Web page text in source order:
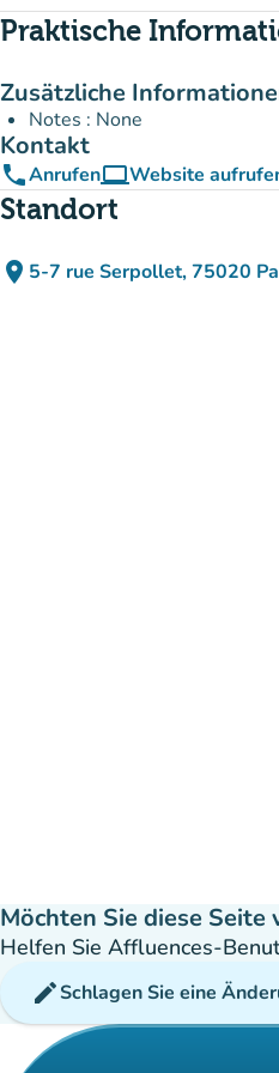
Praktische
Zusätzliche
Notes : None
Kontakt
phoneAnrufencomputerWebsite(new tab)
Standort
place 5-7 rue Serpollet, 75020
(in Google
(new tab)
Möchten Sie diese Seite
Helfen Sie Affluences-
editSchlagen Sie eine